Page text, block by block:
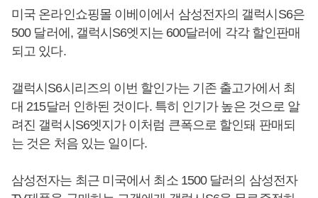
미국 온라인쇼핑몰 이베이에서 삼성전자의 갤럭시S6은
500 달러에, 갤럭시S6엣지는 600달러에 각각 할인판매
되고 있다.
갤럭시S6시리즈의 이번 할인가는 기존 출고가에서 최
대 215달러 인하된 것이다. 특히 인기가 높은 것으로 알
려진 갤럭시S6엣지가 이처럼 큰폭으로 할인돼 판매되
는 것은 처음 있는 일이다.
삼성전자는 최근 미국에서 최소 1500 달러의 삼성전자